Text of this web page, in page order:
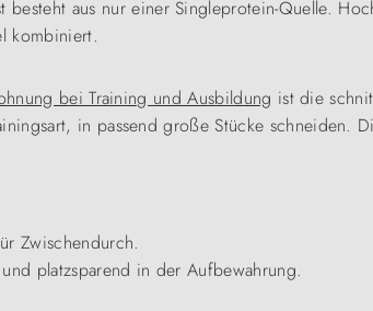
aus nur einer Singleprotein-Quelle.
kombiniert.
bei Training und Ausbildung ist die
in passend große Stücke schneiden.
Zwischendurch.
platzsparend in der Aufbewahrung.